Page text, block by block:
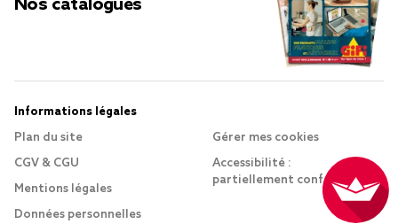
Nos catalogues
Informations légales
Plan du site
CGV & CGU
Mentions légales
Données personnelles
Gérer mes cookies
Accessibilité :
partiellement conforme